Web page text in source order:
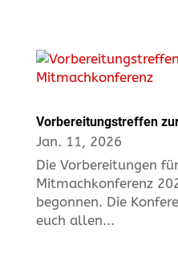
Vorbereitungstreffen
Jan. 11, 2026
Die Vorbereitungen
Mitmachkonferenz
begonnen. Die
euch allen...